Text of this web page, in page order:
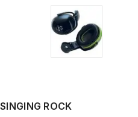
SINGING ROCK